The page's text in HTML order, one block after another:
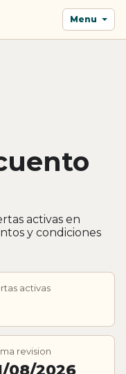
Menu
activas en
y condiciones
activas
revision
08/2026